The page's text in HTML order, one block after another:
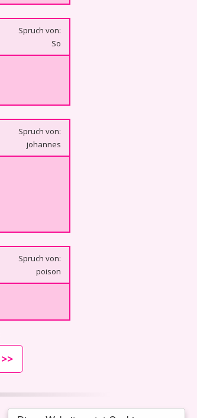
Spruch von:
So
Spruch von:
johannes
Spruch von:
poison
>>